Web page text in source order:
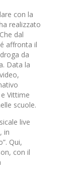
con la
realizzato
dal
affronta il
da
Data la
Vittime
scuole.
live
in
Qui,
con il